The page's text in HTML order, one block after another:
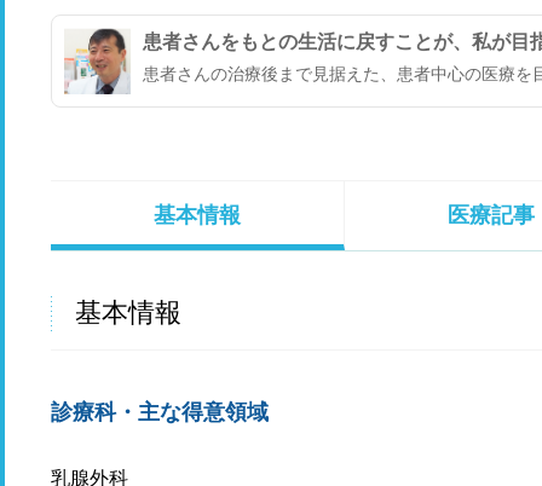
患者さんをもとの生活に戻すことが、私が目
患者さんの治療後まで見据えた、患者中心の医療を
基本情報 医療記事
基本情報
診療科・主な得意領域
乳腺外科